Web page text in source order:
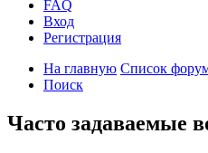
FAQ
Вход
Регистрация
На главную Список
Поиск
Часто задаваемые